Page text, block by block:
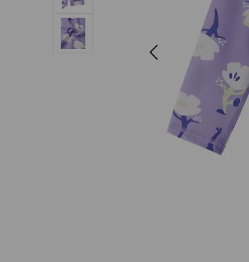
Previous